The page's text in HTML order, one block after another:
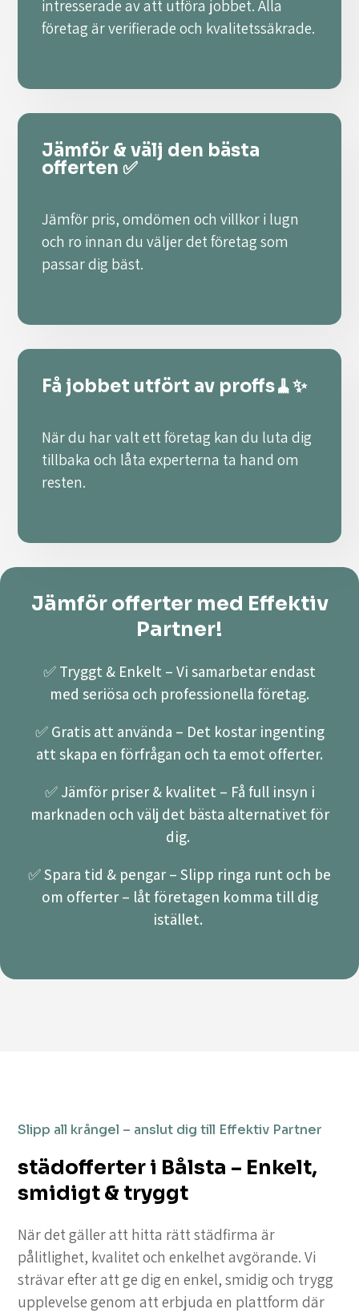
intresserade av att utföra jobbet. Alla
företag är verifierade och kvalitetssäkrade.
Jämför & välj den bästa
offerten ✅
Jämför pris, omdömen och villkor i lugn
och ro innan du väljer det företag som
passar dig bäst.
Få jobbet utfört av proffs🧹✨
När du har valt ett företag kan du luta dig
tillbaka och låta experterna ta hand om
resten.
Jämför offerter med Effektiv
Partner!
✅ Tryggt & Enkelt – Vi samarbetar endast
med seriösa och professionella företag.
✅ Gratis att använda – Det kostar ingenting
att skapa en förfrågan och ta emot offerter.
✅ Jämför priser & kvalitet – Få full insyn i
marknaden och välj det bästa alternativet för
dig.
✅ Spara tid & pengar – Slipp ringa runt och be
om offerter – låt företagen komma till dig
istället.
Slipp all krångel – anslut dig till Effektiv Partner
städofferter i Bålsta – Enkelt,
smidigt & tryggt
När det gäller att hitta rätt städfirma är
pålitlighet, kvalitet och enkelhet avgörande. Vi
strävar efter att ge dig en enkel, smidig och trygg
upplevelse genom att erbjuda en plattform där